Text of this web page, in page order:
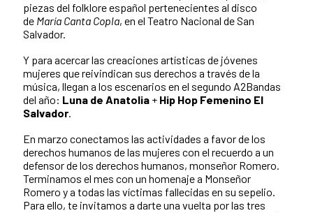
piezas del folklore español pertenecientes al disco
de María Canta Copla, en el Teatro Nacional de San
Salvador.
Y para acercar las creaciones artísticas de jóvenes
mujeres que reivindican sus derechos a través de la
música, llegan a los escenarios en el segundo A2Bandas
del año: Luna de Anatolia + Hip Hop Femenino El
Salvador.
En marzo conectamos las actividades a favor de los
derechos humanos de las mujeres con el recuerdo a un
defensor de los derechos humanos, monseñor Romero.
Terminamos el mes con un homenaje a Monseñor
Romero y a todas las víctimas fallecidas en su sepelio.
Para ello, te invitamos a darte una vuelta por las tres